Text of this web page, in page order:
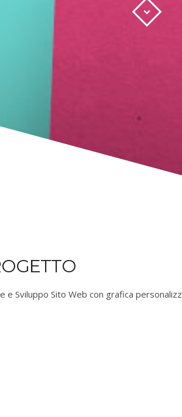
e Sviluppo Sito Web con grafica